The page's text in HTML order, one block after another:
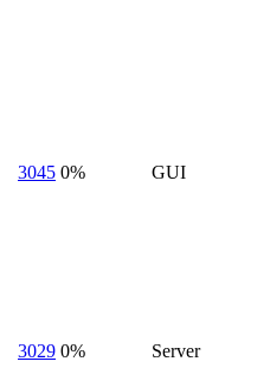
3045 0% GUI
3029 0% Server